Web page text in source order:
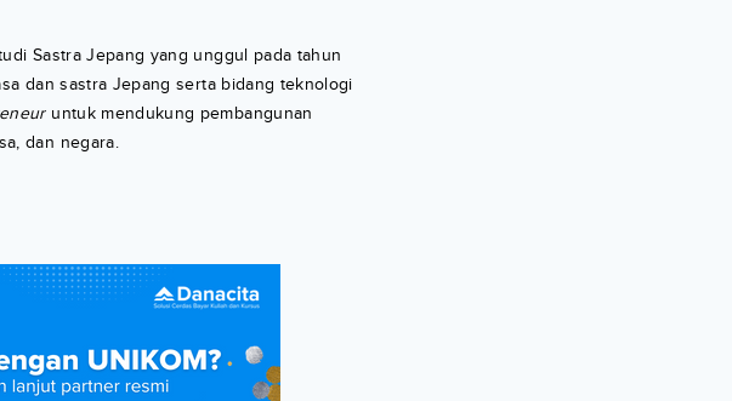
Sastra Jepang yang unggul pada tahun
dan sastra Jepang serta bidang teknologi
untuk mendukung pembangunan
dan negara.